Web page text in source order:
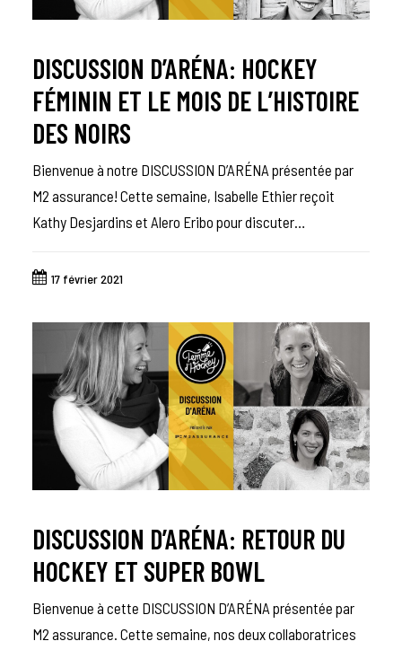
DISCUSSION D’ARÉNA: HOCKEY
FÉMININ ET LE MOIS DE L’HISTOIRE
DES NOIRS
Bienvenue à notre DISCUSSION D’ARÉNA présentée par
M2 assurance! Cette semaine, Isabelle Ethier reçoit
Kathy Desjardins et Alero Eribo pour discuter…
17 février 2021
DISCUSSION D’ARÉNA: RETOUR DU
HOCKEY ET SUPER BOWL
Bienvenue à cette DISCUSSION D’ARÉNA présentée par
M2 assurance. Cette semaine, nos deux collaboratrices